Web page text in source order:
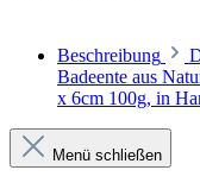
Beschreibung
Badeente aus
x 6cm 100g, in
Menü schließen